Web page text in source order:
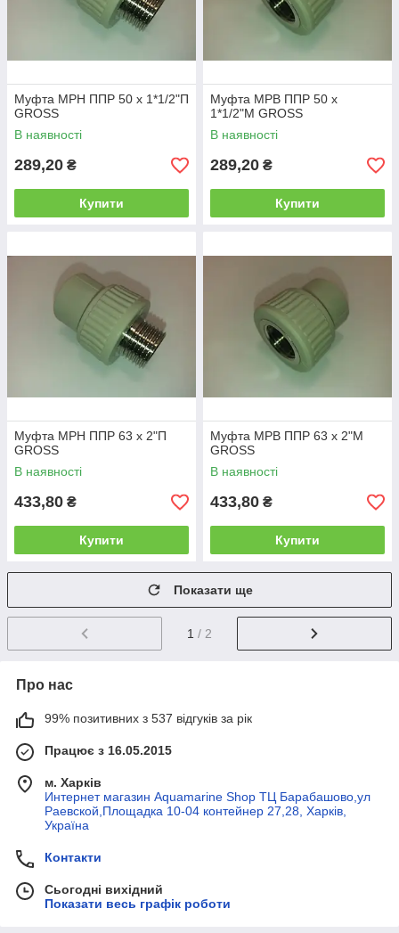
Муфта МРН ППР 50 х 1*1/2"П
GROSS
В наявності
289,20 ₴
Купити
Муфта МРВ ППР 50 х
1*1/2"М GROSS
В наявності
289,20 ₴
Купити
Муфта МРН ППР 63 х 2"П
GROSS
В наявності
433,80 ₴
Купити
Муфта МРВ ППР 63 х 2"М
GROSS
В наявності
433,80 ₴
Купити
Показати ще
1 / 2
Про нас
99% позитивних з 537 відгуків за рік
Працює з 16.05.2015
м. Харків
Интернет магазин Aquamarine Shop ТЦ Барабашово,ул
Раевской,Площадка 10-04 контейнер 27,28, Харків,
Україна
Контакти
Сьогодні вихідний
Показати весь графік роботи